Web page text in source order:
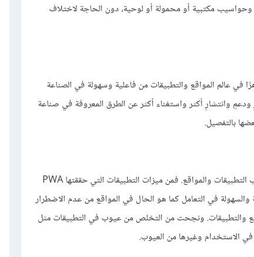
مكتبية أو محمولة أو لوحية، دون الحاجة لاختلاف
في عالم المواقع والتطبيقات من فاعلية وسهولة في الصناعة
وانتشارٍ أكثر واستغناء أكثر عن الطرق المعروفة في صناعة
بالتفصيل.
جمعت تطبيقات الويب التطورية بين ميزات التطبيقات والمواقع، بل إنها تخلصت من العديد من عيوب التطبيقات والمواقع. فمن ميزات التطبيقات التي حققتها PWA
في التعامل كما هو الحال في المواقع من عدم الاضطرار
والتطبيقات. ونجحت من التخلص من عيوب في التطبيقات مثل
الاستخدام وغيرها من العيوب.